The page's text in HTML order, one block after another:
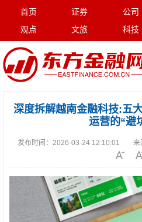
首页 证券 公司
观点
文旅 科技
深度拆解越南金融科技:五
运营的“避
发布时间： 2026-03-24 12:10:01 来